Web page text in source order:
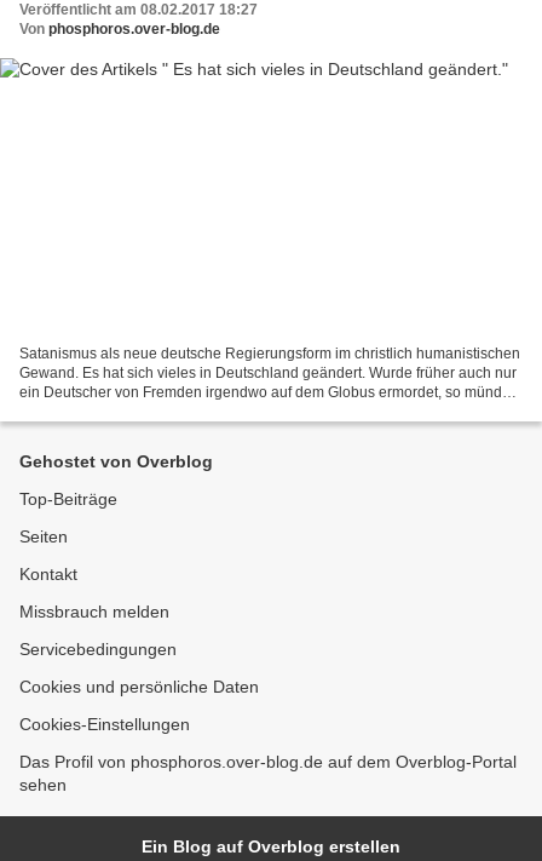
Veröffentlicht am 08.02.2017 18:27
Von phosphoros.over-blog.de
Satanismus als neue deutsche Regierungsform im christlich humanistischen
Gewand. Es hat sich vieles in Deutschland geändert. Wurde früher auch nur
ein Deutscher von Fremden irgendwo auf dem Globus ermordet, so mündete
Gehostet von Overblog
Top-Beiträge
Seiten
Kontakt
Missbrauch melden
Servicebedingungen
Cookies und persönliche Daten
Cookies-Einstellungen
Das Profil von phosphoros.over-blog.de auf dem Overblog-Portal
sehen
Ein Blog auf Overblog erstellen